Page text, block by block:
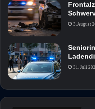
3. August
31. Juli